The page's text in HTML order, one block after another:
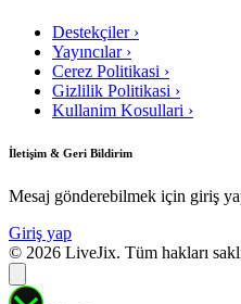
Destekçiler ›
Yayıncılar ›
Cerez Politikasi ›
Gizlilik Politikasi ›
Kullanim Kosullari ›
İletişim & Geri Bildirim
Mesaj gönderebilmek için giriş
Giriş yap
© 2026 LiveJix. Tüm hakları